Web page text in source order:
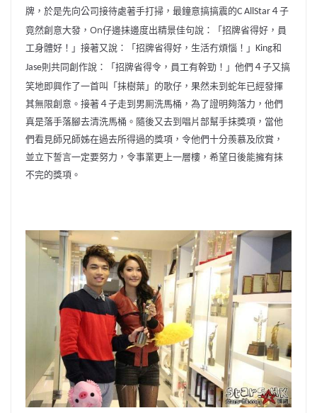
牌，於是先向公司接待處著手打掃， 最鐘意搞搞震的C AllStar ４子
竟然創意大發，On仔邊抺邊度出精景佳句說：「招牌省得好，員
工身體好！」 接著又說：「招牌省得好，生活冇煩惱！」 King和
Jase則共同創作說：「招牌省得令，員工有幹勁！」 他們４子又搞
笑地即興作了一首叫「抺樹葉」的歌仔， 果然未到蛇年已經發揮
其無限創意。接著４子走到男厠洗馬桶， 為了證明夠落力，他們
真是落手落腳去清洗馬桶。 隨後又去到唱片部幫手抹獎項， 當他
們看見師兄師姊在過去所得過的獎項，令他們十分羨慕及欣賞，
並立下誓言一定要努力，令事業更上一層樓， 希望日後能擁有抹
不完的獎項。